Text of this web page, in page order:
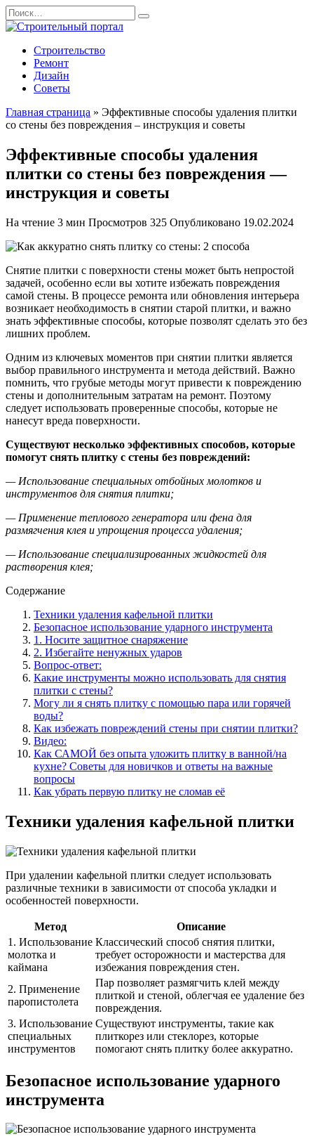
Перейти
к
содержанию
Search
for:
Строительство
Ремонт
Дизайн
Советы
Главная страница » Эффективные способы удаления плитки
со стены без повреждения – инструкция и советы
Эффективные способы удаления
плитки со стены без повреждения —
инструкция и советы
На чтение 3 мин Просмотров 325 Опубликовано 19.02.2024
Снятие плитки с поверхности стены может быть непростой
задачей, особенно если вы хотите избежать повреждения
самой стены. В процессе ремонта или обновления интерьера
возникает необходимость в снятии старой плитки, и важно
знать эффективные способы, которые позволят сделать это без
лишних проблем.
Одним из ключевых моментов при снятии плитки является
выбор правильного инструмента и метода действий. Важно
помнить, что грубые методы могут привести к повреждению
стены и дополнительным затратам на ремонт. Поэтому
следует использовать проверенные способы, которые не
нанесут вреда поверхности.
Существуют несколько эффективных способов, которые
помогут снять плитку с стены без повреждений:
— Использование специальных отбойных молотков и
инструментов для снятия плитки;
— Применение теплового генератора или фена для
размягчения клея и упрощения процесса удаления;
— Использование специализированных жидкостей для
растворения клея;
Содержание
Техники удаления кафельной плитки
Безопасное использование ударного инструмента
1. Носите защитное снаряжение
2. Избегайте ненужных ударов
Вопрос-ответ:
Какие инструменты можно использовать для снятия
плитки с стены?
Могу ли я снять плитку с помощью пара или горячей
воды?
Как избежать повреждений стены при снятии плитки?
Видео:
Как САМОЙ без опыта уложить плитку в ванной/на
кухне? Советы для новичков и ответы на важные
вопросы
Как убрать первую плитку не сломав её
Техники удаления кафельной плитки
При удалении кафельной плитки следует использовать
различные техники в зависимости от способа укладки и
особенностей поверхности.
Метод
Описание
1. Использование
молотка и
каймана
Классический способ снятия плитки,
требует осторожности и мастерства для
избежания повреждения стен.
2. Применение
паропистолета
Пар позволяет размягчить клей между
плиткой и стеной, облегчая ее удаление без
повреждения.
3. Использование
специальных
инструментов
Существуют инструменты, такие как
плиткорез или стеклорез, которые
помогают снять плитку более аккуратно.
Безопасное использование ударного
инструмента